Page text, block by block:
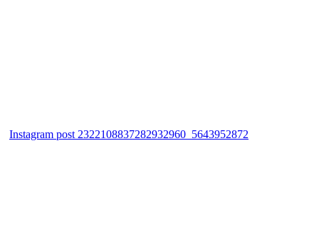
Instagram post 2322108837282932960_5643952872